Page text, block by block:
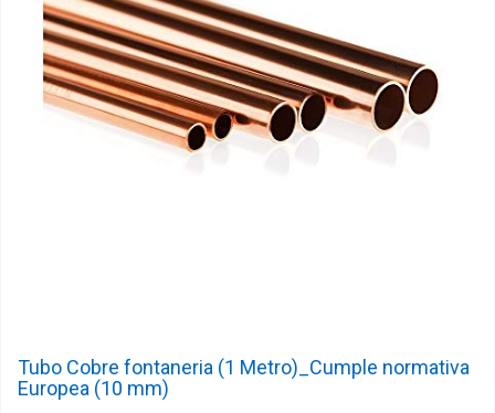
Tubo Cobre fontaneria (1 Metro)_Cumple normativa
Europea (10 mm)